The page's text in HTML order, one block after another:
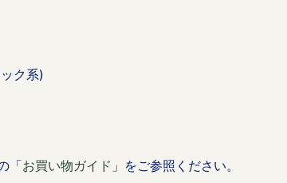
ク系)
「お買い物ガイド 」をご参照ください。